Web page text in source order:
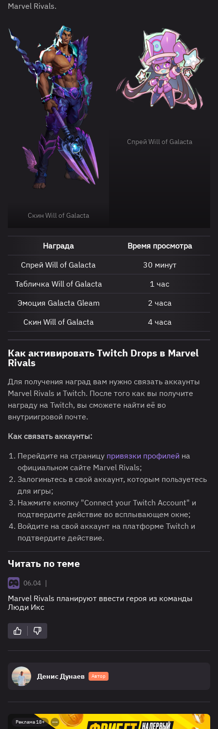
Marvel Rivals.
Скин Will of Galacta
Спрей Will of Galacta
Награда
Время просмотра
Спрей Will of Galacta
30 минут
Табличка Will of Galacta
1 час
Эмоция Galacta Gleam
2 часа
Скин Will of Galacta
4 часа
Как активировать Twitch Drops в Marvel
Rivals
Для получения наград вам нужно связать аккаунты
Marvel Rivals и Twitch. После того как вы получите
награду на Twitch, вы сможете найти её во
внутриигровой почте.
Как связать аккаунты:
Перейдите на страницу привязки профилей на
официальном сайте Marvel Rivals;
Залогиньтесь в свой аккаунт, которым пользуетесь
для игры;
Нажмите кнопку "Connect your Twitch Account" и
подтвердите действие во всплывающем окне;
Войдите на свой аккаунт на платформе Twitch и
подтвердите действие.
Читать по теме
06.04 |
Marvel Rivals планируют ввести героя из команды
Люди Икс
Денис Дунаев Автор
Реклама 18+